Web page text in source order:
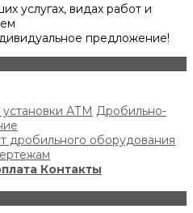
услугах, видах работ и
предложение!
АТМ Дробильно-
дробильного оборудования
Контакты